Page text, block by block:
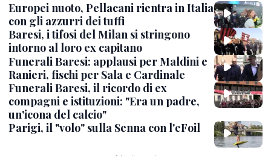
Europei nuoto, Pellacani rientra in Italia
con gli azzurri dei tuffi
Baresi, i tifosi del Milan si stringono
intorno al loro ex capitano
Funerali Baresi: applausi per Maldini e
Ranieri, fischi per Sala e Cardinale
Funerali Baresi, il ricordo di ex
compagni e istituzioni: "Era un padre,
un'icona del calcio"
Parigi, il "volo" sulla Senna con l'eFoil